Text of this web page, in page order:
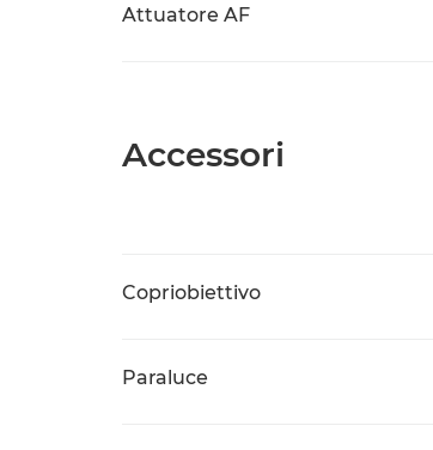
Attuatore AF
Accessori
Copriobiettivo
Paraluce